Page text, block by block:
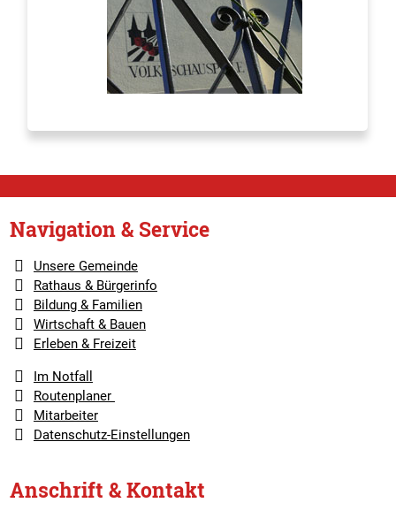
Navigation & Service
Unsere Gemeinde
Rathaus & Bürgerinfo
Bildung & Familien
Wirtschaft & Bauen
Erleben & Freizeit
Im Notfall
Routenplaner
Mitarbeiter
Datenschutz-Einstellungen
Anschrift & Kontakt